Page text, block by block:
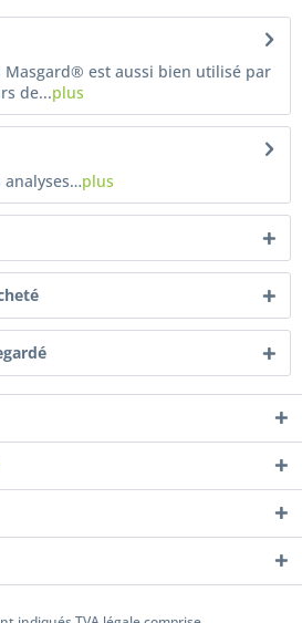
Masgard® est aussi bien utilisé par
de...plus
analyses…plus